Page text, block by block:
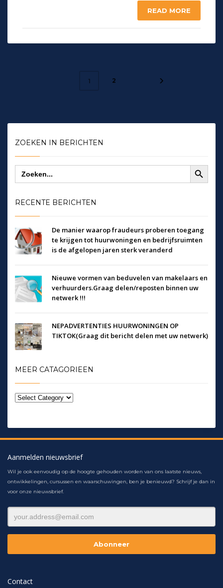
READ MORE
1 2
ZOEKEN IN BERICHTEN
Zoek
naar:
Zoekknop
RECENTE BERICHTEN
De manier waarop fraudeurs proberen toegang
te krijgen tot huurwoningen en bedrijfsruimten
is de afgelopen jaren sterk veranderd
Nieuwe vormen van beduvelen van makelaars en
verhuurders.Graag delen/reposten binnen uw
netwerk !!!
NEPADVERTENTIES HUURWONINGEN OP
TIKTOK(Graag dit bericht delen met uw netwerk)
MEER CATAGORIEEN
Aanmelden nieuwsbrief
Wil je ook eenvoudig op de hoogte gehouden worden van ons laatste nieuws,
ontwikkelingen, cursussen en waarschuwingen, ben je benieuwd? Schrijf je dan in
voor onze nieuwsbrief.
Contact